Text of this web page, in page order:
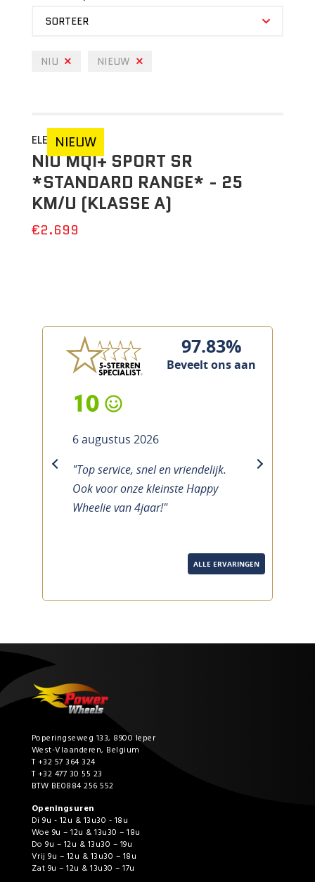
SORTEER
NIU NIEUW
NIEUW
ELEKTRISCH
NIU MQI+ SPORT SR
*STANDARD RANGE* - 25
KM/U (KLASSE A)
€2.699
97.83%
Beveelt ons aan
10
6 augustus 2026
"Top service, snel en vriendelijk.
Ook voor onze kleinste Happy
Wheelie van 4jaar!"
previous next
ALLE ERVARINGEN
Poperingseweg 133, 8900 Ieper
West-Vlaanderen, Belgium
T +32 57 364 324
T +32 477 30 55 23
BTW BE0884 256 552
Openingsuren
Di 9u - 12u & 13u30 - 18u
Woe 9u – 12u & 13u30 – 18u
Do 9u – 12u & 13u30 – 19u
Vrij 9u – 12u & 13u30 – 18u
Zat 9u – 12u & 13u30 – 17u